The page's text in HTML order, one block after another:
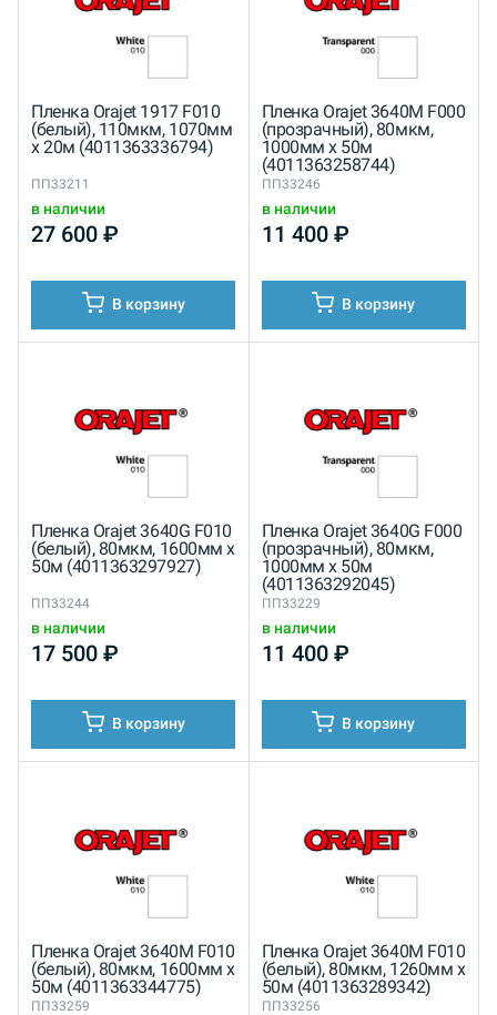
Пленка Orajet 1917 F010
(белый), 110мкм, 1070мм
x 20м (4011363336794)
ПП33211
в наличии
27 600₽
В корзину
Пленка Orajet 3640M F000
(прозрачный), 80мкм,
1000мм x 50м
(4011363258744)
ПП33246
в наличии
11 400 ₽
В корзину
Пленка Orajet 3640G F010
(белый), 80мкм, 1600мм x
50м (4011363297927)
ПП33244
в наличии
17 500₽
В корзину
Пленка Orajet 3640G F000
(прозрачный), 80мкм,
1000мм x 50м
(4011363292045)
ПП33229
в наличии
11 400 ₽
В корзину
Пленка Orajet 3640M F010
(белый), 80мкм, 1600мм x
50м (4011363344775)
ПП33259
Пленка Orajet 3640M F010
(белый), 80мкм, 1260мм x
50м (4011363289342)
ПП33256